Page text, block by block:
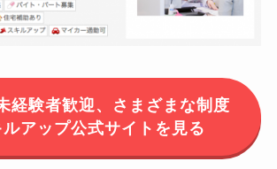
経験者歓迎、さまざまな制度
アップ公式サイトを見る